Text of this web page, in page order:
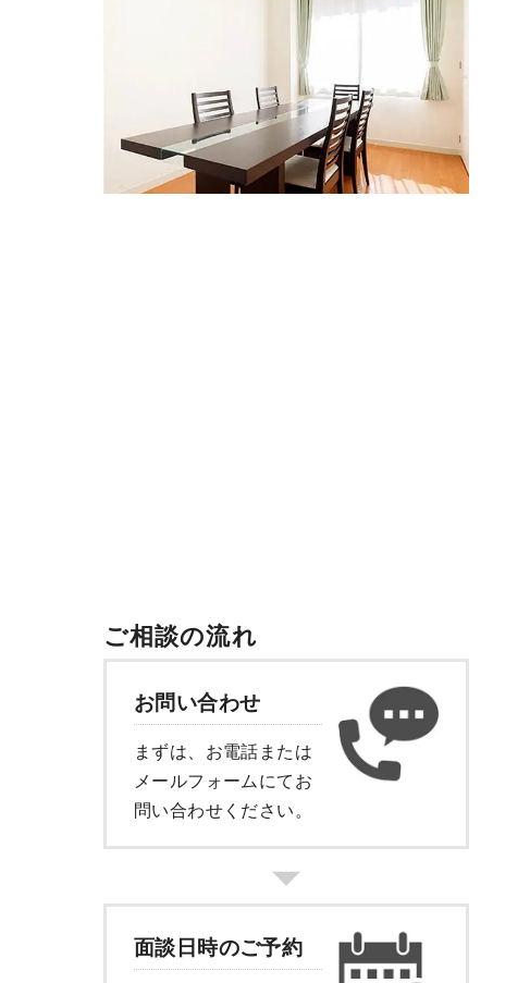
ご相談の流れ
お問い合わせ
まずは、お電話または
メールフォームにてお
問い合わせください。
面談日時のご予約